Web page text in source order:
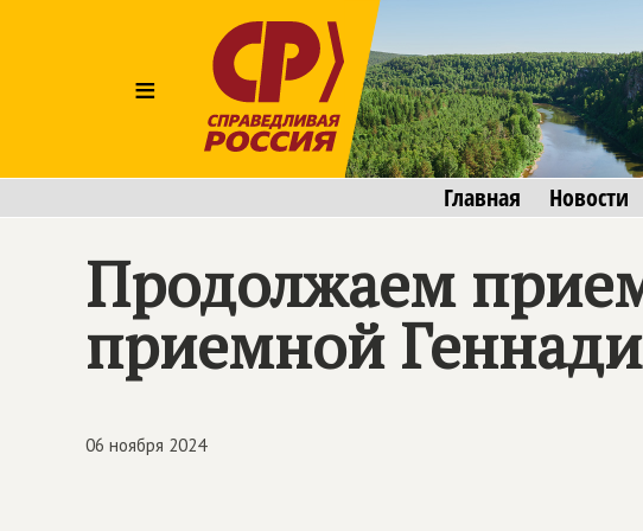
≡
Главная Новости
Продолжаем
приемной
06 ноября 2024